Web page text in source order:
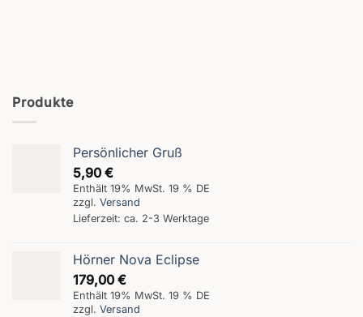
Produkte
Persönlicher Gruß
5,90 €
Enthält 19% MwSt. 19 % DE
zzgl. Versand
Lieferzeit: ca. 2-3 Werktage
Hörner Nova Eclipse
179,00 €
Enthält 19% MwSt. 19 % DE
zzgl. Versand